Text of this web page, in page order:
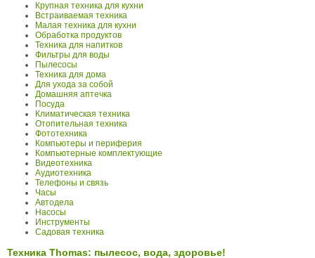
Крупная техника для кухни
Встраиваемая техника
Малая техника для кухни
Обработка продуктов
Техника для напитков
Фильтры для воды
Пылесосы
Техника для дома
Для ухода за собой
Домашняя аптечка
Посуда
Климатическая техника
Отопительная техника
Фототехника
Компьютеры и периферия
Компьютерные комплектующие
Видеотехника
Аудиотехника
Телефоны и связь
Часы
Автодела
Насосы
Инструменты
Садовая техника
Техника Thomas: пылесос, вода, здоровье!